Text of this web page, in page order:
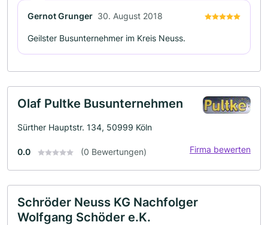
Gernot Grunger 30. August 2018
Geilster Busunternehmer im Kreis Neuss.
Olaf Pultke Busunternehmen
Sürther Hauptstr. 134, 50999 Köln
0.0 (0 Bewertungen) Firma bewerten
Schröder Neuss KG Nachfolger
Wolfgang Schöder e.K.